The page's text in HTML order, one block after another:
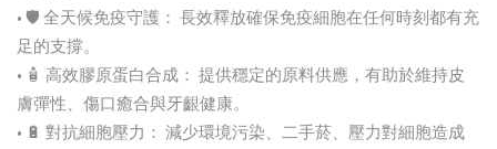
• 🛡️ 全天候免疫守護： 長效釋放確保免疫細胞在任何時刻都有充
足的支撐。
• 🧴 高效膠原蛋白合成： 提供穩定的原料供應，有助於維持皮
膚彈性、傷口癒合與牙齦健康。
• 🔋 對抗細胞壓力： 減少環境污染、二手菸、壓力對細胞造成